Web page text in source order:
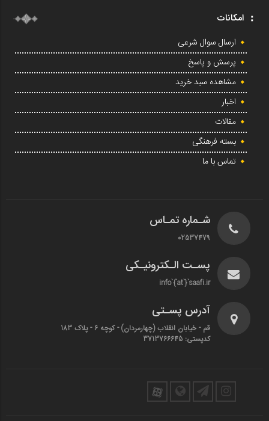
امکانات
ارسال سوال شرعی
پرسش و پاسخ
مشاهده سبد خرید
اخبار
مقالات
بسته فرهنگی
تماس با ما
شـماره تمـاس
02537479
پسـت الـکترونیـکی
info`{`at`}`saafi.ir
آدرس پسـتی
قم - خیابان انقلاب (چهارمردان)‌ - کوچه 6 - پلاک 183
کدپستی: 3713766645